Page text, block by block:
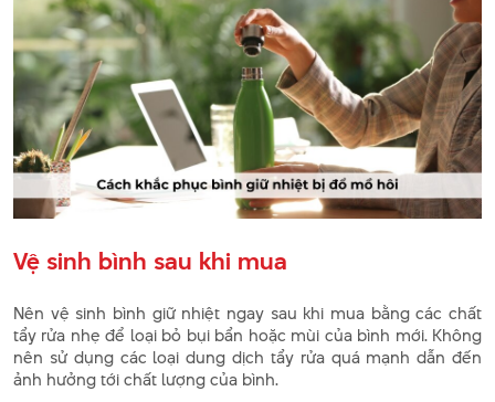
Vệ sinh bình sau khi mua
Nên vệ sinh bình giữ nhiệt ngay sau khi mua bằng các chất
tẩy rửa nhẹ để loại bỏ bụi bẩn hoặc mùi của bình mới. Không
nên sử dụng các loại dung dịch tẩy rửa quá mạnh dẫn đến
ảnh hưởng tới chất lượng của bình.